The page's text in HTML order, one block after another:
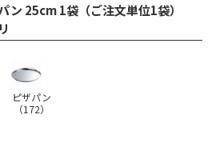
25cm 1袋（ご注文単位1袋）
ピザパン
（172）